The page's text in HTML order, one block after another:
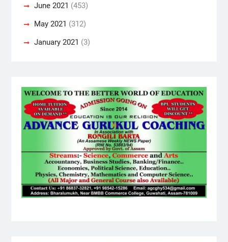
June 2021 (453)
May 2021 (312)
January 2021 (3)